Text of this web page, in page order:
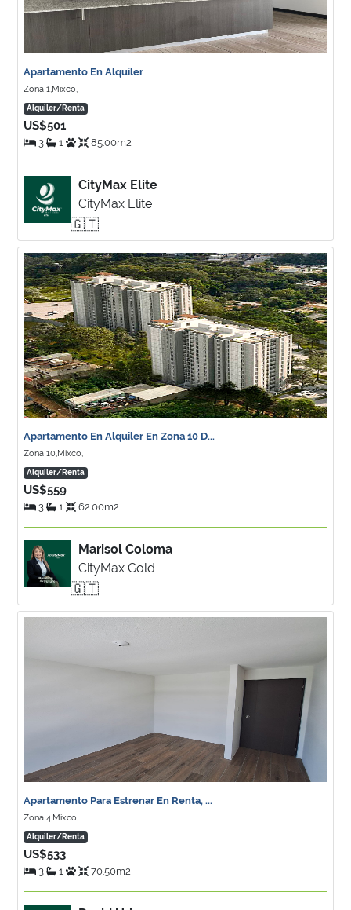
Apartamento En Alquiler
Zona 1,Mixco,
Alquiler/Renta
US$501
3 1 85.00m2
CityMax Elite
CityMax Elite
🇬🇹
Apartamento En Alquiler En Zona 10 D...
Zona 10,Mixco,
Alquiler/Renta
US$559
3 1 62.00m2
Marisol Coloma
CityMax Gold
🇬🇹
Apartamento Para Estrenar En Renta, ...
Zona 4,Mixco,
Alquiler/Renta
US$533
3 1 70.50m2